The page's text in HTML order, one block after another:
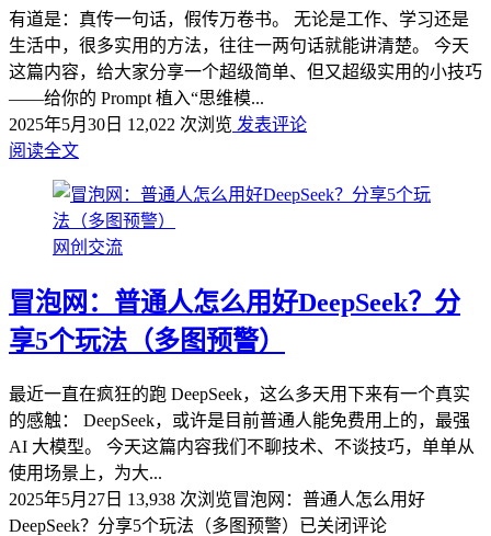
有道是：真传一句话，假传万卷书。 无论是工作、学习还是
生活中，很多实用的方法，往往一两句话就能讲清楚。 今天
这篇内容，给大家分享一个超级简单、但又超级实用的小技巧
——给你的 Prompt 植入“思维模...
2025年5月30日 12,022 次浏览 发表评论
阅读全文
网创交流
冒泡网：普通人怎么用好DeepSeek？分
享5个玩法（多图预警）
最近一直在疯狂的跑 DeepSeek，这么多天用下来有一个真实
的感触： DeepSeek，或许是目前普通人能免费用上的，最强
AI 大模型。 今天这篇内容我们不聊技术、不谈技巧，单单从
使用场景上，为大...
2025年5月27日 13,938 次浏览冒泡网：普通人怎么用好
DeepSeek？分享5个玩法（多图预警） 已关闭评论